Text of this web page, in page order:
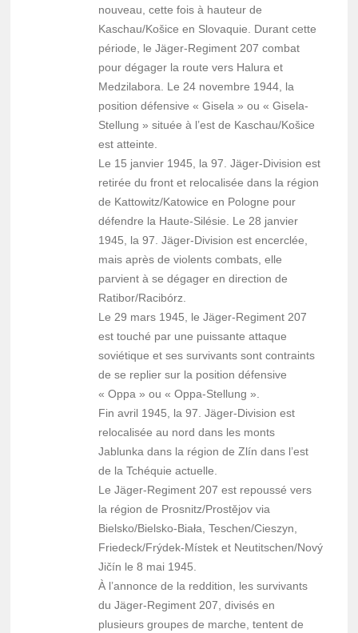
nouveau, cette fois à hauteur de
Kaschau/Košice en Slovaquie. Durant cette
période, le Jäger-Regiment 207 combat
pour dégager la route vers Halura et
Medzilabora. Le 24 novembre 1944, la
position défensive « Gisela » ou « Gisela-
Stellung » située à l’est de Kaschau/Košice
est atteinte.
Le 15 janvier 1945, la 97. Jäger-Division est
retirée du front et relocalisée dans la région
de Kattowitz/Katowice en Pologne pour
défendre la Haute-Silésie. Le 28 janvier
1945, la 97. Jäger-Division est encerclée,
mais après de violents combats, elle
parvient à se dégager en direction de
Ratibor/Racibórz.
Le 29 mars 1945, le Jäger-Regiment 207
est touché par une puissante attaque
soviétique et ses survivants sont contraints
de se replier sur la position défensive
« Oppa » ou « Oppa-Stellung ».
Fin avril 1945, la 97. Jäger-Division est
relocalisée au nord dans les monts
Jablunka dans la région de Zlín dans l’est
de la Tchéquie actuelle.
Le Jäger-Regiment 207 est repoussé vers
la région de Prosnitz/Prostějov via
Bielsko/Bielsko-Biała, Teschen/Cieszyn,
Friedeck/Frýdek-Místek et Neutitschen/Nový
Jičín le 8 mai 1945.
À l’annonce de la reddition, les survivants
du Jäger-Regiment 207, divisés en
plusieurs groupes de marche, tentent de